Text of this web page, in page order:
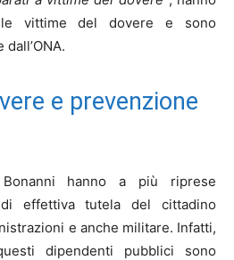
vittime del dovere e sono
e prevenzione
Bonanni hanno a più riprese
di effettiva tutela del cittadino
e anche militare. Infatti,
dipendenti pubblici sono